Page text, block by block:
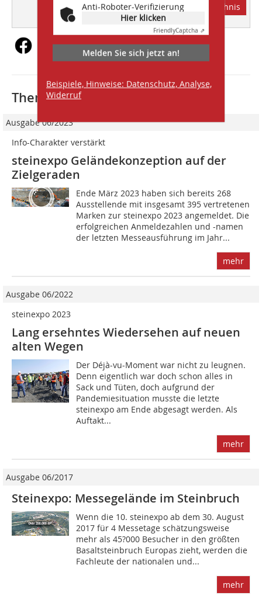
Abonnement Inhaltsverzeichnis
Anti-Roboter-Verifizierung
Hier klicken
FriendlyCaptcha ⇗
Melden Sie sich jetzt an!
Beispiele, Hinweise: Datenschutz, Analyse,
Widerruf
Thematisch passende Artikel:
Ausgabe 06/2023
Info-Charakter verstärkt
steinexpo Geländekonzeption auf der
Zielgeraden
Ende März 2023 haben sich bereits 268
Ausstellende mit insgesamt 395 vertretenen
Marken zur steinexpo 2023 angemeldet. Die
erfolgreichen Anmeldezahlen und -namen
der letzten Messeausführung im Jahr...
mehr
Ausgabe 06/2022
steinexpo 2023
Lang ersehntes Wiedersehen auf neuen
alten Wegen
Der Déjà-vu-Moment war nicht zu leugnen.
Denn eigentlich war doch schon alles in
Sack und Tüten, doch aufgrund der
Pandemiesituation musste die letzte
steinexpo am Ende abgesagt werden. Als
Auftakt...
mehr
Ausgabe 06/2017
Steinexpo: Messegelände im Steinbruch
Wenn die 10. steinexpo ab dem 30. August
2017 für 4 Messetage schätzungsweise
mehr als 45?000 Besucher in den größten
Basaltsteinbruch Europas zieht, werden die
Fachleute der nationalen und...
mehr